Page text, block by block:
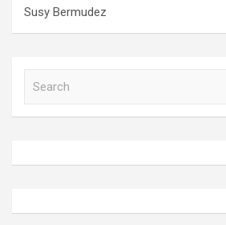
Susy Bermudez
h